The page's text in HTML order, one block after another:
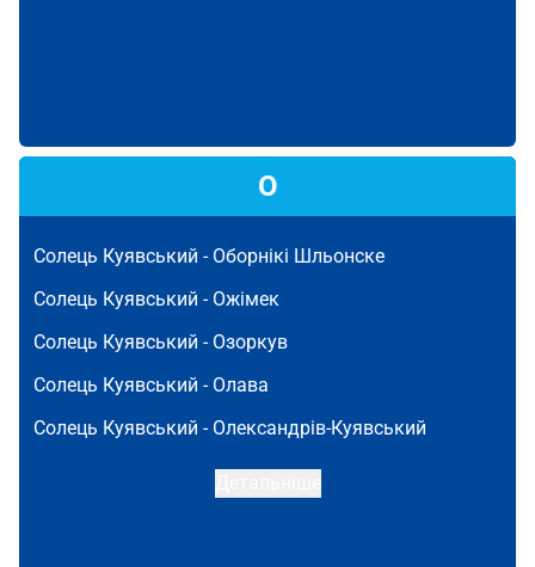
О
Солець Куявський - Оборнікі Шльонске
Солець Куявський - Ожімек
Солець Куявський - Озоркув
Солець Куявський - Олава
Солець Куявський - Олександрів-Куявський